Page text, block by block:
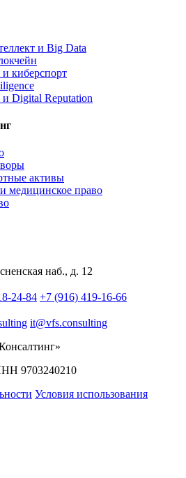
и Big Data
киберспорт
и Digital Reputation
активы
медицинское право
наб., д. 12
24-84 +7 (916) 419-16-66
it@vfs.consulting
9703240210
Условия использования